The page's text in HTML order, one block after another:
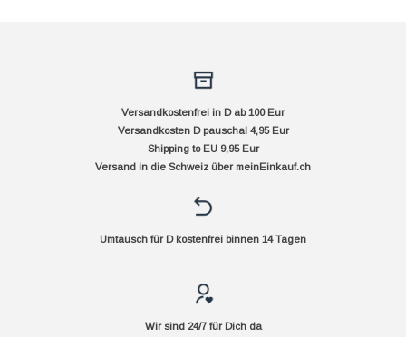
Versandkostenfrei in D ab 100 Eur
Versandkosten D pauschal 4,95 Eur
Shipping to EU 9,95 Eur
Versand in die Schweiz über meinEinkauf.ch
Umtausch für D kostenfrei binnen 14 Tagen
Wir sind 24/7 für Dich da